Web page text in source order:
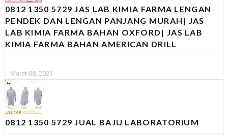
0812 1350 5729 JAS LAB KIMIA FARMA LENGAN
PENDEK DAN LENGAN PANJANG MURAH| JAS
LAB KIMIA FARMA BAHAN OXFORD| JAS LAB
KIMIA FARMA BAHAN AMERICAN DRILL
Maret 08, 2021
0812 1350 5729 JUAL BAJU LABORATORIUM